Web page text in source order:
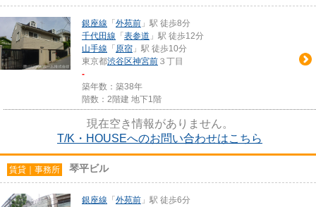
銀座線 「 外苑前 」駅 徒歩8分
千代田線 「 表参道 」駅 徒歩12分
山手線 「 原宿 」駅 徒歩10分
東京都渋谷区神宮前 ３丁目
-
築年数：築38年
階数：2階建 地下1階
現在空き情報がありません。
T/K・HOUSEへのお問い合わせはこちら
賃貸｜事務所 琴平ビル
銀座線 「 外苑前 」駅 徒歩6分